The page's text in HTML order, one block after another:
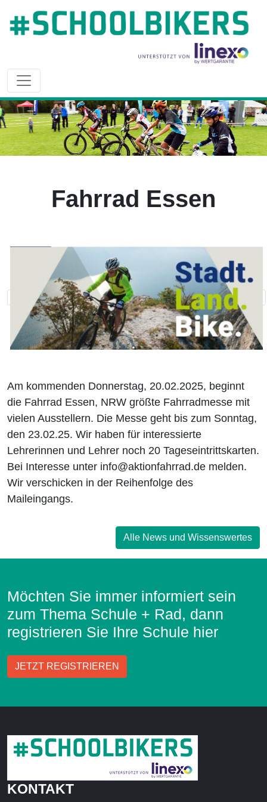
Fahrrad Essen
Am kommenden Donnerstag, 20.02.2025, beginnt
die Fahrrad Essen, NRW größte Fahrradmesse mit
vielen Ausstellern. Die Messe geht bis zum Sonntag,
den 23.02.25. Wir haben für interessierte
Lehrerinnen und Lehrer noch 20 Tageseintrittskarten.
Bei Interesse unter info@aktionfahrrad.de melden.
Wir verschicken in der Reihenfolge des
Maileingangs.
Alle News und Wissenswertes
Möchten Sie immer informiert sein
zum Thema Schule + Rad, dann
registrieren Sie Ihre Schule hier
JETZT REGISTRIEREN
KONTAKT